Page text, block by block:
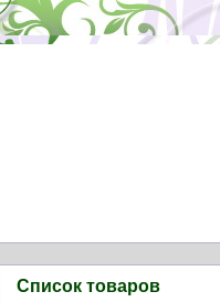
Список товаров